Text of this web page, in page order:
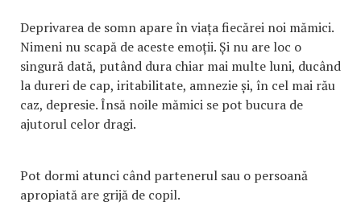
Deprivarea de somn apare în viața fiecărei noi mămici.
Nimeni nu scapă de aceste emoții. Și nu are loc o
singură dată, putând dura chiar mai multe luni, ducând
la dureri de cap, iritabilitate, amnezie și, în cel mai rău
caz, depresie. Însă noile mămici se pot bucura de
ajutorul celor dragi.
Pot dormi atunci când partenerul sau o persoană
apropiată are grijă de copil.